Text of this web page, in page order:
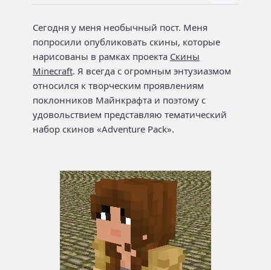
Сегодня у меня необычный пост. Меня
попросили опубликовать скины, которые
нарисованы в рамках проекта Скины
Minecraft. Я всегда с огромным энтузиазмом
относился к творческим проявлениям
поклонников Майнкрафта и поэтому с
удовольствием представляю тематический
набор скинов «Adventure Pack».